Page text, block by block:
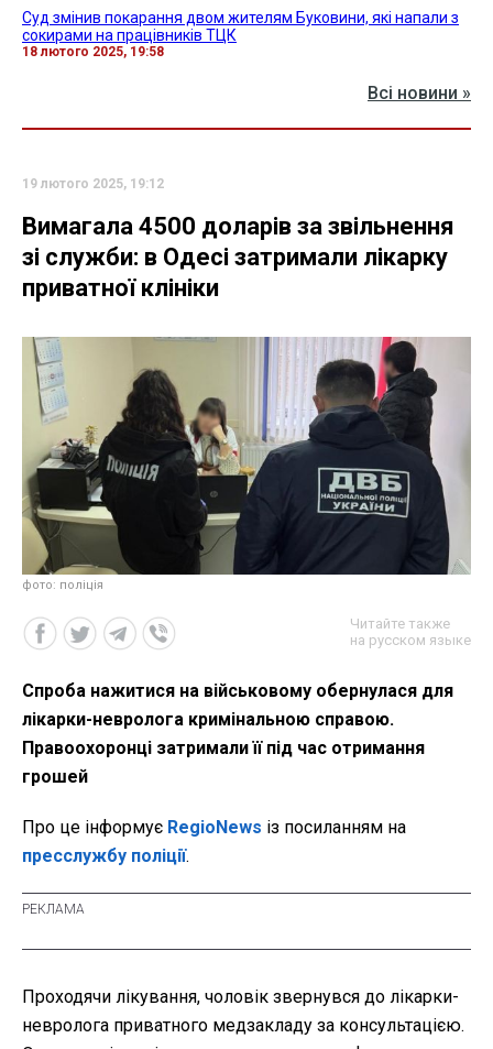
Суд змінив покарання двом жителям Буковини, які напали з
сокирами на працівників ТЦК
18 лютого 2025, 19:58
Всі новини »
19 лютого 2025, 19:12
Вимагала 4500 доларів за звільнення
зі служби: в Одесі затримали лікарку
приватної клініки
фото: поліція
Читайте также
на русском языке
Спроба нажитися на військовому обернулася для
лікарки-невролога кримінальною справою.
Правоохоронці затримали її під час отримання
грошей
Про це інформує RegioNews із посиланням на
пресслужбу поліції.
Проходячи лікування, чоловік звернувся до лікарки-
невролога приватного медзакладу за консультацією.